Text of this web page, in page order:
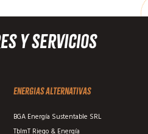
y Servicios
Energias alternativas
BGA Energía Sustentable SRL
TblmT Riego & Energía